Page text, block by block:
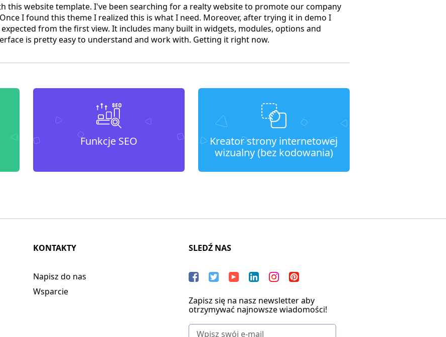
this website template. I've been searching for a realty website to promote our company
I found this theme I realized this is what I need. Moreover, after trying it in demo I
from the first view. It includes many built in widgets, modules, options and
is pretty easy to understand and work with. Getting it right now.
Funkcje SEO
Kreator strony internetowej
wizualny (bez kodowania)
KONTAKTY
Napisz do nas
Wsparcie
SLEDŹ NAS
Zapisz się na nasz newsletter aby
otrzymywać najnowsze wiadomości!